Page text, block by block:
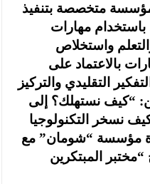
متخصصة بتنفيذ
باستخدام مهارات
واستخلاص
بالاعتماد على
التقليدي والتركيز
“كيف نستهلك؟ إلى
نسخر التكنولوجيا
مؤسسة “شومان” مع
“مختبر المبتكرين